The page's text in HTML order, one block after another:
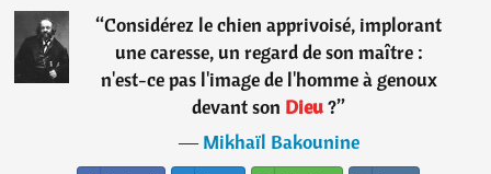
“Considérez le chien apprivoisé, implorant
une caresse, un regard de son maître :
n'est-ce pas l'image de l'homme à genoux
devant son Dieu?”
―Mikhaïl Bakounine